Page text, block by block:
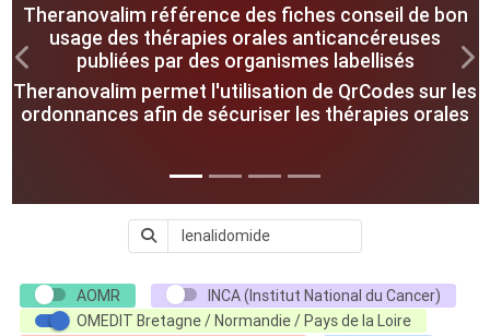
Theranovalim référence des fiches conseil de bon
usage des thérapies orales anticancéreuses
publiées par des organismes labellisés
Theranovalim permet l'utilisation de QrCodes sur les
ordonnances afin de sécuriser les thérapies orales
Previous
AOMR
INCA (Institut National du Cancer)
OMEDIT Bretagne / Normandie / Pays de la Loire